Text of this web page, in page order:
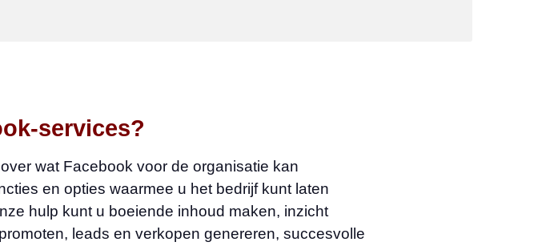
services?
wat Facebook voor de organisatie kan
en opties waarmee u het bedrijf kunt laten
hulp kunt u boeiende inhoud maken, inzicht
leads en verkopen genereren, succesvolle